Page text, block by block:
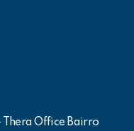
Thera Office Bairro